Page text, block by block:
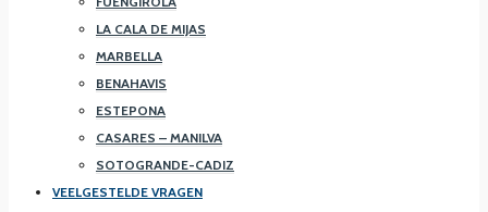
LA CALA DE MIJAS
MARBELLA
BENAHAVIS
ESTEPONA
CASARES – MANILVA
SOTOGRANDE-CADIZ
VEELGESTELDE VRAGEN